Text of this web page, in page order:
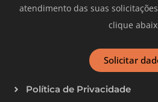
atendimento das suas
clique
Solicitar
Política de Privacidade